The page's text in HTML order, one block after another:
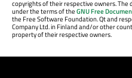
copyrights of their respective owners.
under the terms of theGNU Free
the Free Software Foundation. Qt and
Company Ltd. in Finland and/or other
property of their respective owners.